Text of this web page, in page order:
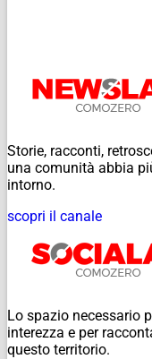
Storie, racconti,
una comunità abbia
intorno.
scopri il canale
Lo spazio necessario
interezza e per
questo territorio.